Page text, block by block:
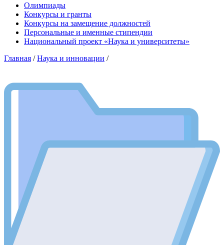
Олимпиады
Конкурсы и гранты
Конкурсы на замещение должностей
Персональные и именные стипендии
Национальный проект «Наука и университеты»
Главная /Наука и инновации /